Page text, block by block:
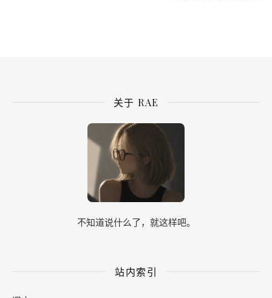
杜老师今年可以回家塞
Windows 10
Microsoft Edge 107.0.1418.56
TeacherDu 2022-11-27
关于 RAE
不知道说什么了，就这样吧。
站内索引